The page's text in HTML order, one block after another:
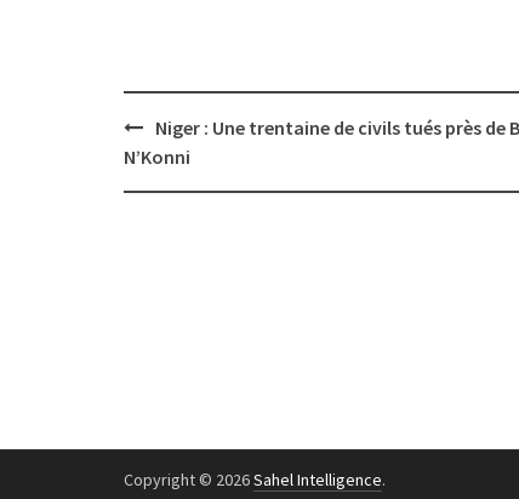
Post
navigation
Niger : Une trentaine de civils tués près de
N’Konni
Copyright © 2026Sahel Intelligence.